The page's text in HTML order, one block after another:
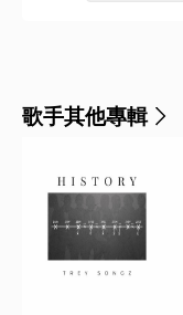
歌手其他專輯